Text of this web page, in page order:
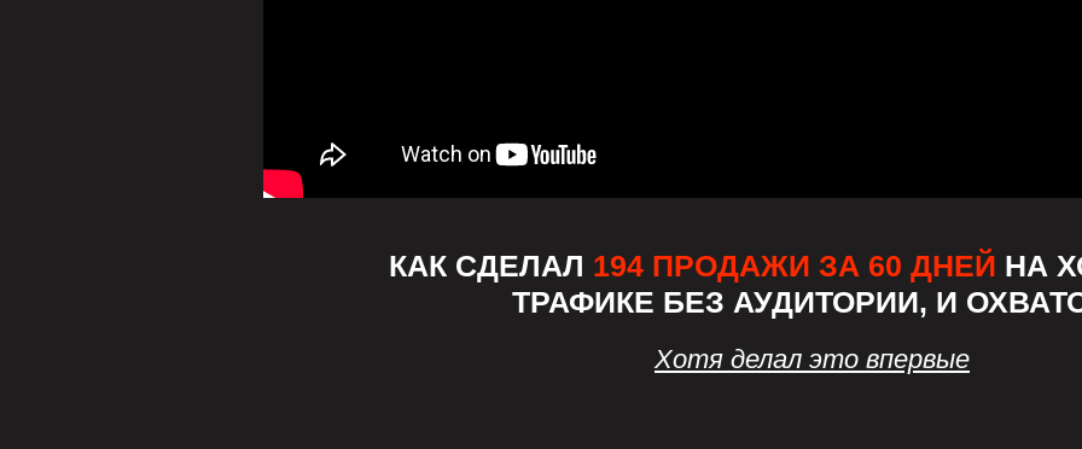
КАК СДЕЛАЛ 194 ПРОДАЖИ ЗА 60 ДНЕЙ НА
ТРАФИКЕ БЕЗ АУДИТОРИИ, И
Хотя делал это впервые